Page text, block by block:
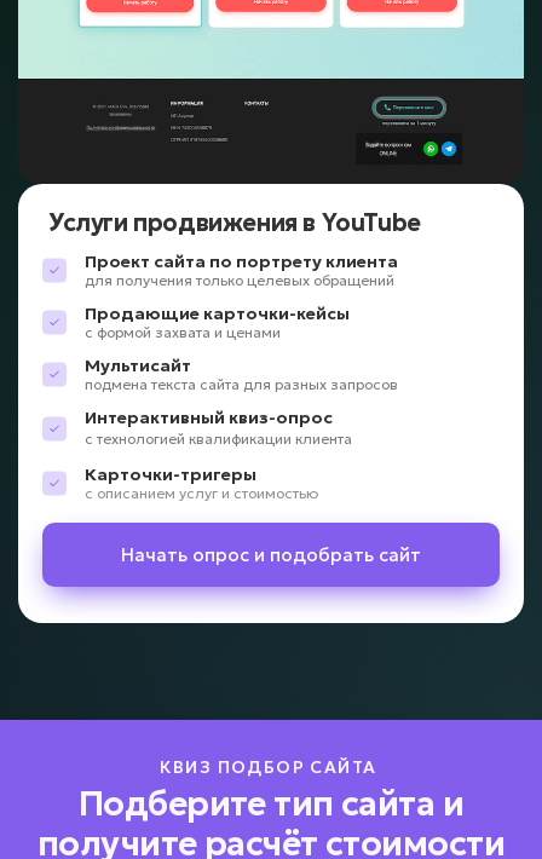
Услуги продвижения в YouTube
Проект сайта по портрету клиента
для получения только целевых обращений
Продающие карточки-кейсы
с формой захвата и ценами
Мультисайт
подмена текста сайта для разных запросов
Интерактивный квиз-опрос
с технологией квалификации клиента
Карточки-тригеры
с описанием услуг и стоимостью
Начать опрос и подобрать сайт
КВИЗ ПОДБОР САЙТА
Подберите тип сайта и
получите расчёт стоимости